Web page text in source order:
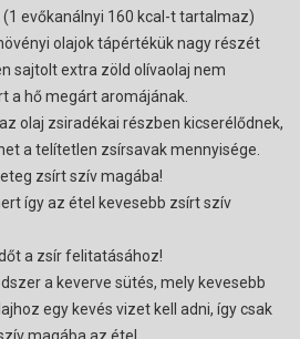
evőkanálnyi 160 kcal-t tartalmaz)
olajok tápértékük nagy részét
sajtolt extra zöld olívaolaj nem
a hő megárt aromájának.
olaj zsiradékai részben kicserélődnek,
a telítetlen zsírsavak mennyisége.
zsírt szív magába!
így az étel kevesebb zsírt szív
a zsír felitatásához!
a keverve sütés, mely kevesebb
egy kevés vizet kell adni, így csak
magába az étel.